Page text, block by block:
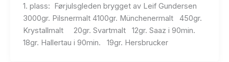
1. plass: Førjulsgleden brygget av Leif Gundersen
3000gr. Pilsnermalt 4100gr. Münchenermalt 450gr.
Krystallmalt 20gr. Svartmalt 12gr. Saaz i 90min.
18gr. Hallertau i 90min. 19gr. Hersbrucker